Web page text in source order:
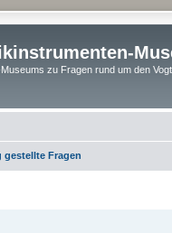
zu Fragen rund um den
gestellte Fragen